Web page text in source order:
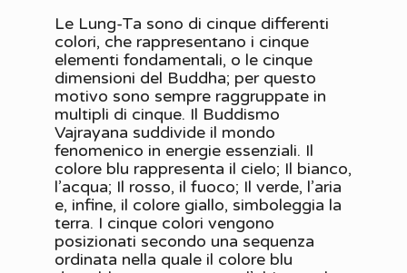
Le Lung-Ta sono di cinque differenti
colori, che rappresentano i cinque
elementi fondamentali, o le cinque
dimensioni del Buddha; per questo
motivo sono sempre raggruppate in
multipli di cinque. Il Buddismo
Vajrayana suddivide il mondo
fenomenico in energie essenziali. Il
colore blu rappresenta il cielo; Il bianco,
l’acqua; Il rosso, il fuoco; Il verde, l’aria
e, infine, il colore giallo, simboleggia la
terra. I cinque colori vengono
posizionati secondo una sequenza
ordinata nella quale il colore blu